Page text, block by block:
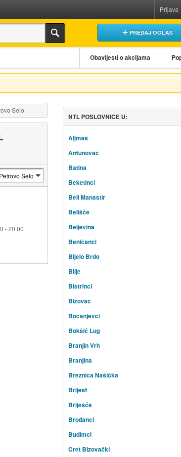
Prijava
PREDAJ OGLAS
Obavijesti o akcijama
Selo
- 20:00
NTL POSLOVNICE U:
Aljmaš
Antunovac
Batina
Beketinci
Beli Manastir
Belišće
Beljevina
Beničanci
Bijelo Brdo
Bilje
Bistrinci
Bizovac
Bocanjevci
Bokšić Lug
Branjin Vrh
Branjina
Breznica Našička
Brijest
Briješće
Brođanci
Budimci
Cret Bizovački